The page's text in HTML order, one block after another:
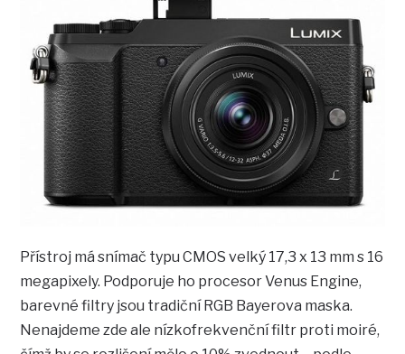
Přístroj má snímač typu CMOS velký 17,3 x 13 mm s 16
megapixely. Podporuje ho procesor Venus Engine,
barevné filtry jsou tradiční RGB Bayerova maska.
Nenajdeme zde ale nízkofrekvenční filtr proti moiré,